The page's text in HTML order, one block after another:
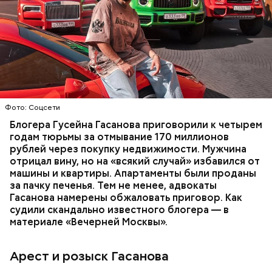
Фото: Соцсети
Блогера Гусейна Гасанова приговорили к четырем
годам тюрьмы за отмывание 170 миллионов
рублей через покупку недвижимости. Мужчина
отрицал вину, но на «всякий случай» избавился от
машины и квартиры. Апартаменты были проданы
за пачку печенья. Тем не менее, адвокаты
Гасанова намерены обжаловать приговор. Как
судили скандально известного блогера — в
материале «Вечерней Москвы».
Арест и розыск Гасанова
В мае 2025 года МВД РФ объявило в
международный розыскблогера Гусейна Гасанова.
В его отношении возбудили уголовное дело о
неуплате налогов и легализации преступных
доходов в особо крупном размере. В тот же день
мужчину заочно арестовали.
НАЛОГИ ПОИСК ЛЮДЕЙ ДЕНЬГИ
МВД
ГАСАН ГУСЕЙНОВ
Молодого человека задержали. На первом же
допросе он признался, что планировал отравить
только отчима. Тогда следователи посчитали, что
мотивом преступления была квартира родителей,
которая в случае их смерти перешла бы сыну. Но
спустя несколько дней Миссюра заявил, что ранее
уже травил других людей.